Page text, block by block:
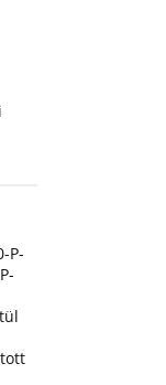
P-